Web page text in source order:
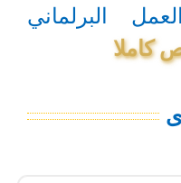
البرلماني
كاملا